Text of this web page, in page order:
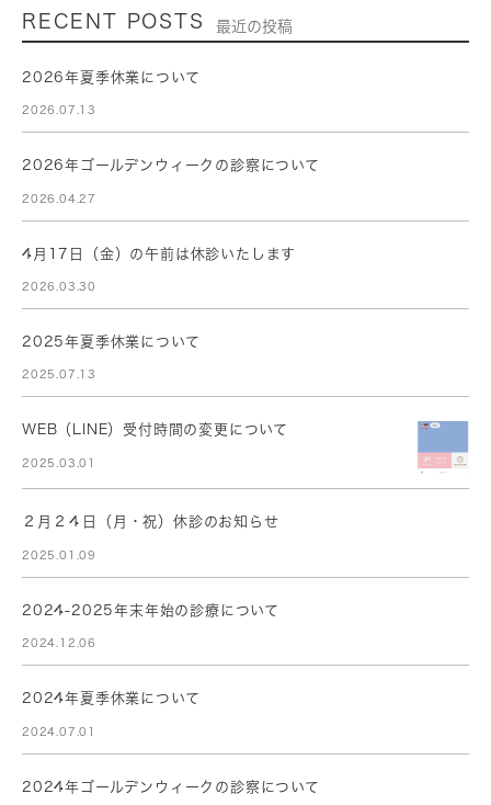
RECENT POSTS 最近の投稿
2026年夏季休業について
2026.07.13
2026年ゴールデンウィークの診察について
2026.04.27
4月17日（金）の午前は休診いたします
2026.03.30
2025年夏季休業について
2025.07.13
WEB（LINE）受付時間の変更について
2025.03.01
２月２４日（月・祝）休診のお知らせ
2025.01.09
2024-2025年末年始の診療について
2024.12.06
2024年夏季休業について
2024.07.01
2024年ゴールデンウィークの診察について